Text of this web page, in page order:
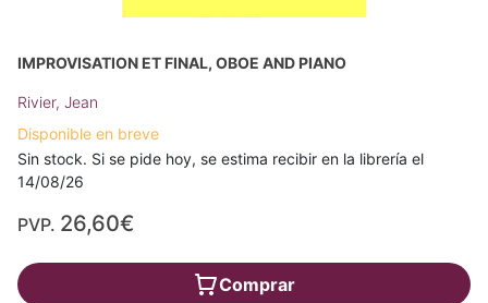
IMPROVISATION ET FINAL, OBOE AND PIANO
Rivier, Jean
Disponible en breve
Sin stock. Si se pide hoy, se estima recibir en la librería el
14/08/26
PVP. 26,60€
Comprar